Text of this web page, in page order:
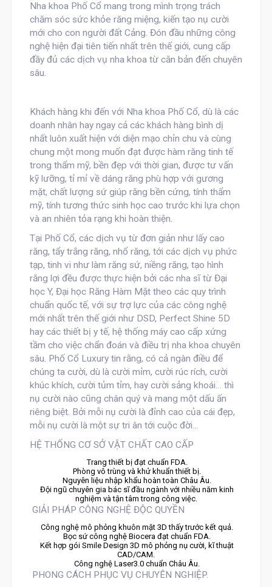
Nha khoa Phố Cổ mang trong mình trọng trách
chăm sóc sức khỏe răng miệng, kiến tạo nụ cười
mới cho con người đất Cảng. Đón đầu những công
nghệ hiện đại tiên tiến nhất trên thế giới, cung cấp
đầy đủ các dịch vụ nha khoa từ căn bản đến chuyên
sâu.
Khách hàng khi đến với Nha khoa Phố Cổ, dù là các
doanh nhân hay ngay cả các khách hàng bình dị
nhất luôn xuất hiện với diện mạo chỉn chu và cùng
chung một mong muốn đạt được hàm răng tinh tế
trong thẩm mỹ, bền đẹp với thời gian, được tư vấn
kỹ lưỡng, tỉ mỉ về dáng răng phù hợp với gương
mặt, chất lượng sứ giúp răng bền cứng, tính thẩm
mỹ, tính tương thức sinh học cao trước khi lựa chọn
và an nhiên tỏa rạng khi hoàn thiện.
Tại Phố Cổ, các dịch vụ từ đơn giản như lấy cao
răng, tẩy trắng răng, nhổ răng, tới các dịch vụ phức
tạp, tinh vi như làm răng sứ, niềng răng, tạo hình
răng lợi đều được thực hiện bởi các nha sĩ từ Đại
học Y, Đại học Răng Hàm Mặt theo các quy trình
chuẩn quốc tế, với sự trợ lực của các công nghệ
mới nhất trên thế giới như DSD, Perfect Shine 5D
hay các thiết bị y tế, hệ thống máy cao cấp xứng
tầm cho việc chẩn đoán và điều trị nha khoa chuyên
sâu. Phố Cổ Luxury tin rằng, có cả ngàn điều để
chúng ta cười, dù là cười mỉm, cười rúc rích, cười
khúc khích, cười tủm tỉm, hay cười sảng khoái… thì
nụ cười nào cũng chân quý và mang một dấu ấn
riêng biệt. Bởi mỗi nụ cười là đỉnh cao của cái đẹp,
mỗi nụ cười là một sự tri ân tới cuộc đời...
HỆ THỐNG CƠ SỞ VẬT CHẤT CAO CẤP
Trang thiết bị đạt chuẩn FDA.
Phòng vô trùng và khử khuẩn thiết bị.
Nguyên liệu nhập khẩu hoàn toàn Châu Âu.
Đội ngũ chuyên gia bác sĩ đầu ngành với nhiều năm kinh
nghiệm và tận tâm trong công việc.
GIẢI PHÁP CÔNG NGHỆ ĐỘC QUYỀN
Công nghệ mô phỏng khuôn mặt 3D thấy trước kết quả.
Bọc sứ công nghệ Biocera đạt chuẩn FDA.
Kết hợp gói Smile Design 3D mô phỏng nụ cười, kĩ thuật
CAD/CAM.
Công nghệ Laser3.0 chuẩn Châu Âu.
PHONG CÁCH PHỤC VỤ CHUYÊN NGHIỆP.